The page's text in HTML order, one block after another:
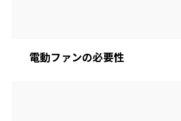
電動ファンの必要性